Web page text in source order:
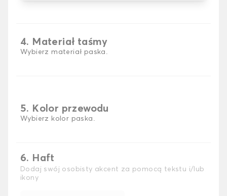
4. Materiał taśmy
Wybierz materiał paska.
5. Kolor przewodu
Wybierz kolor paska.
6. Haft
Dodaj swój osobisty akcent za pomocą tekstu i/lub
ikony